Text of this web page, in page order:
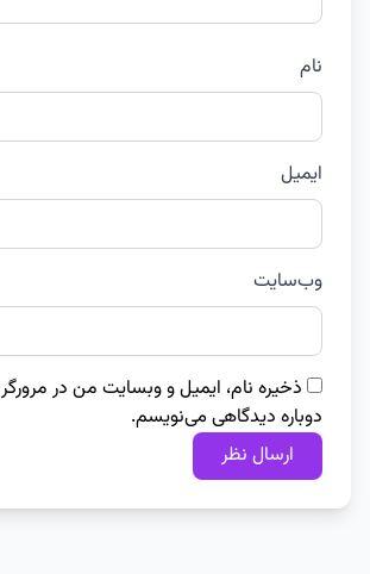
نام
ایمیل
وب‌سایت
ذخیره نام، ایمیل و وبسایت من در مرورگر
دوباره دیدگاهی می‌نویسم.